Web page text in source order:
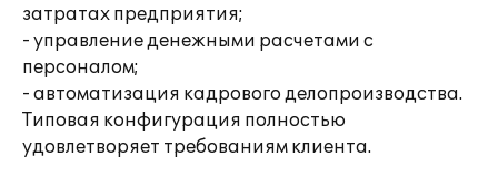
затратах предприятия;
- управление денежными расчетами с
персоналом;
- автоматизация кадрового делопроизводства.
Типовая конфигурация полностью
удовлетворяет требованиям клиента.